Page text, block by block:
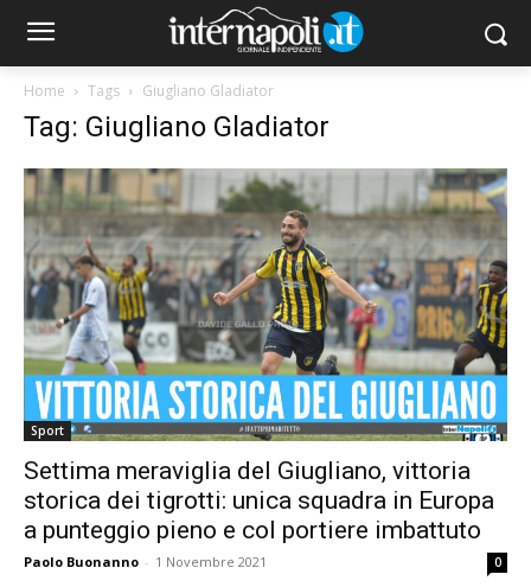
Home Tags Giugliano Gladiator
Tag: Giugliano Gladiator
Sport
Settima meraviglia del Giugliano, vittoria
storica dei tigrotti: unica squadra in Europa
a punteggio pieno e col portiere imbattuto
Paolo Buonanno - 1 Novembre 2021 0